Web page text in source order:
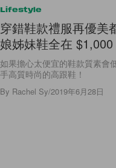
Lifestyle
穿錯鞋款禮服再優美
娘姊妹鞋全在
如果擔心太便宜的鞋款質素會
手高質時尚的高跟鞋！
By Rachel Sy/2019年6月28日